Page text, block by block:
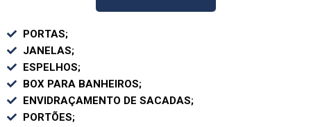
PORTAS;
JANELAS;
ESPELHOS;
BOX PARA BANHEIROS;
ENVIDRAÇAMENTO DE SACADAS;
PORTÕES;